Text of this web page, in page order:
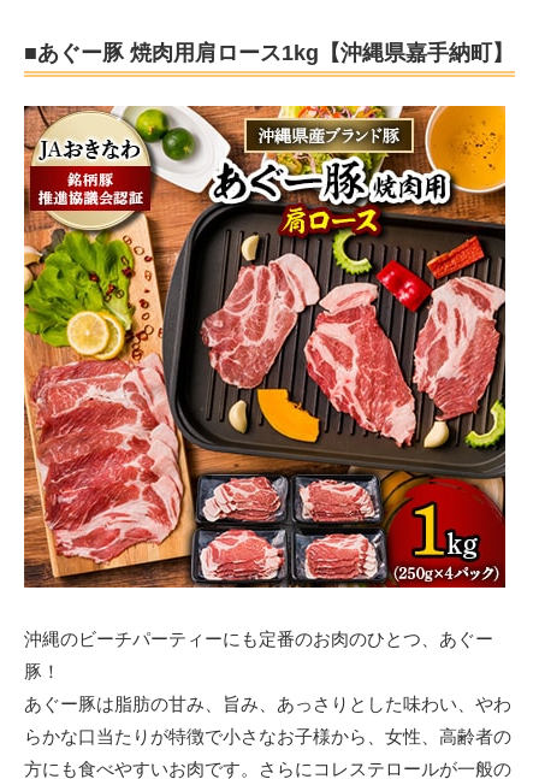
■あぐー豚 焼肉用肩ロース1kg【沖縄県嘉手納町】
沖縄のビーチパーティーにも定番のお肉のひとつ、あぐー
豚！
あぐー豚は脂肪の甘み、旨み、あっさりとした味わい、やわ
らかな口当たりが特徴で小さなお子様から、女性、高齢者の
方にも食べやすいお肉です。さらにコレステロールが一般の